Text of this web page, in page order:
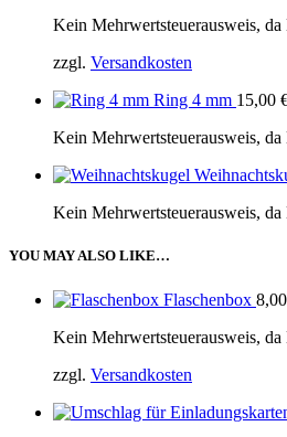
Kein Mehrwertsteuerausweis,
zzgl. Versandkosten
Ring 4 mm 15,00
Kein Mehrwertsteuerausweis,
Kein Mehrwertsteuerausweis,
YOU MAY ALSO LIKE…
Flaschenbox 8,00
Kein Mehrwertsteuerausweis,
zzgl. Versandkosten